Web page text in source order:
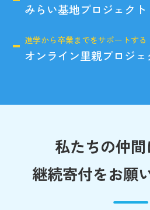
みらい基地プロジェクト
進学から卒業までをサポートする
オンライン里親プロジェ
私たちの仲
継続寄付をお願